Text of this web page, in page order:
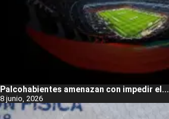
Palcohabientes amenazan con impedir el...
8 junio, 2026